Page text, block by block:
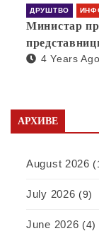
ДРУШТВО
Министар
отварању
4 Years
АРХИВЕ
August 2026
July 2026 (9)
June 2026 (4)